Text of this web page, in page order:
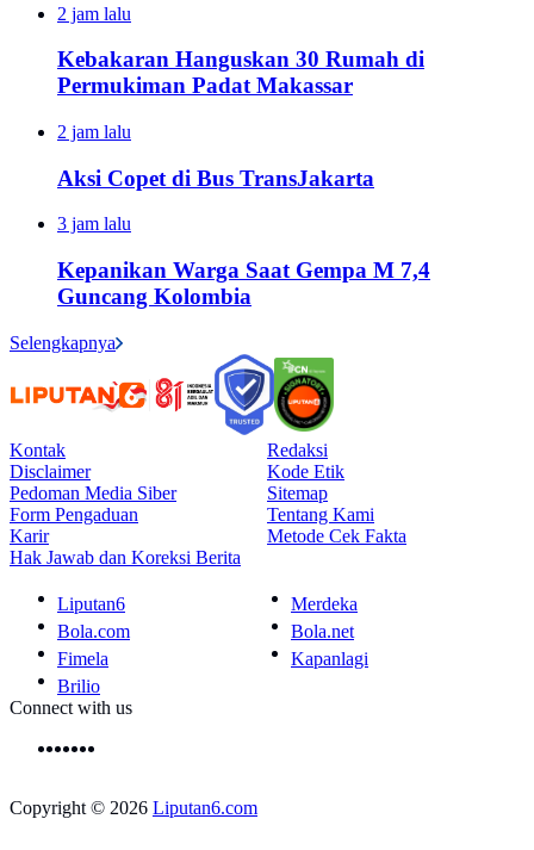
2 jam lalu
Kebakaran Hanguskan 30 Rumah di
Permukiman Padat Makassar
2 jam lalu
Aksi Copet di Bus TransJakarta
3 jam lalu
Kepanikan Warga Saat Gempa M 7,4
Guncang Kolombia
Selengkapnya
Kontak
Redaksi
Disclaimer
Kode Etik
Pedoman Media Siber
Sitemap
Form Pengaduan
Tentang Kami
Karir
Metode Cek Fakta
Hak Jawab dan Koreksi Berita
Liputan6
Merdeka
Bola.com
Bola.net
Fimela
Kapanlagi
Brilio
Connect with us
Copyright © 2026 Liputan6.com